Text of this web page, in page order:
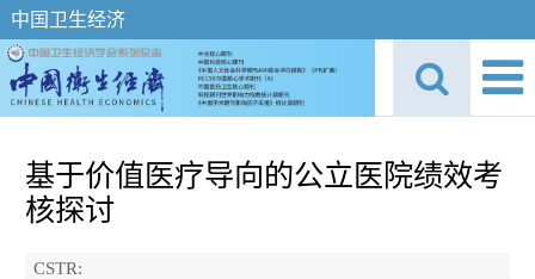
中国卫生经济
基于价值医疗导向的公立医院绩效考
核探讨
CSTR: